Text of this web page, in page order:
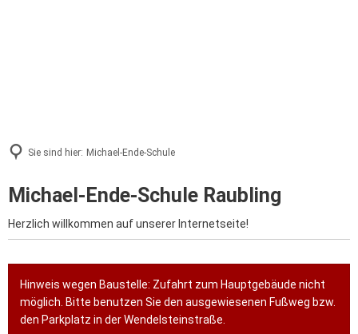
Sie sind hier: Michael-Ende-Schule
Michael-Ende-Schule Raubling
Herzlich willkommen auf unserer Internetseite!
Hinweis wegen Baustelle: Zufahrt zum Hauptgebäude nicht
möglich. Bitte benutzen Sie den ausgewiesenen Fußweg bzw.
den Parkplatz in der Wendelsteinstraße.